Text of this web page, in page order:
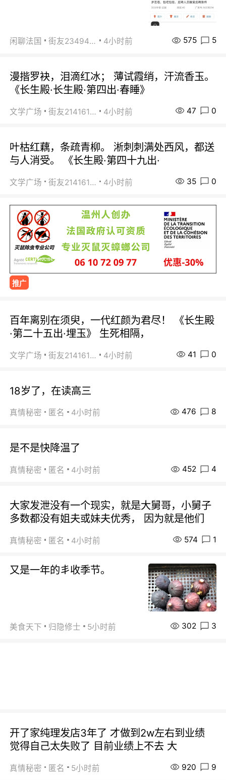
闲聊法国 街友23494008 4小时前 575 5
漫揩罗袂，泪滴红冰； 薄试霞绡，汗流香玉。
《长生殿·长生殿·第四出·春睡》
文学广场 街友21416156 4小时前 47 0
叶枯红藕，条疏青柳。 淅刺刺满处西风，都送
与人消受。 《长生殿·第四十九出·
文学广场 街友21416156 4小时前 35 0
推广
百年离别在须臾，一代红颜为君尽！ 《长生殿
·第二十五出·埋玉》 生死相隔，
文学广场 街友21416156 4小时前 41 0
18岁了，在读高三
真情秘密 匿名 4小时前 476 8
是不是快降温了
真情秘密 匿名 4小时前 452 4
大家发泄没有一个现实，就是大舅哥，小舅子
多数都没有姐夫或妹夫优秀， 因为就是他们
真情秘密 匿名 4小时前 574 1
又是一年的丯收季节。
美食天下 归隐修士 5小时前 302 3
开了家纯理发店3年了 才做到2w左右到业绩
觉得自己太失败了 目前业绩上不去 大
真情秘密 匿名 5小时前 920 9